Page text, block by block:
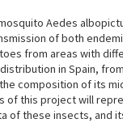
Aedes
of both
from areas with
in Spain,
composition of its
of this project will
of these insects,